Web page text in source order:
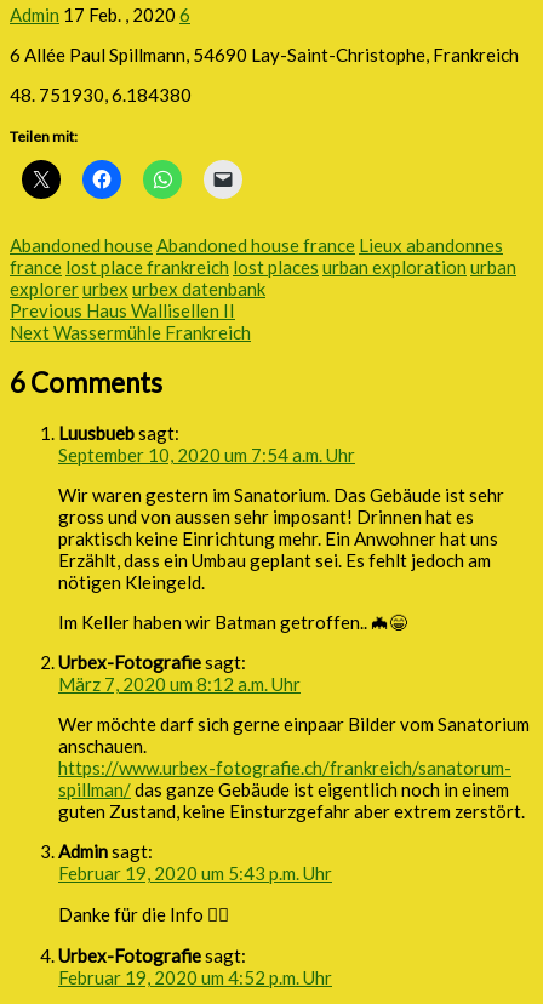
Admin 17 Feb. , 2020 6
6 Allée Paul Spillmann, 54690 Lay-Saint-Christophe, Frankreich
48. 751930, 6.184380
Teilen mit:
Abandoned houseAbandoned house france Lieux abandonnes
france lost place frankreich lost places urban exploration urban
explorerurbex urbex datenbank
Previous Haus Wallisellen II
NextWassermühle Frankreich
6 Comments
Luusbuebsagt:
September 10, 2020 um 7:54 a.m. Uhr
Wir waren gestern im Sanatorium. Das Gebäude ist sehr
gross und von aussen sehr imposant! Drinnen hat es
praktisch keine Einrichtung mehr. Ein Anwohner hat uns
Erzählt, dass ein Umbau geplant sei. Es fehlt jedoch am
nötigen Kleingeld.
Im Keller haben wir Batman getroffen.. 🦇😁
Urbex-Fotografiesagt:
März 7, 2020 um 8:12 a.m. Uhr
Wer möchte darf sich gerne einpaar Bilder vom Sanatorium
anschauen.
https://www.urbex-fotografie.ch/frankreich/sanatorum-
spillman/das ganze Gebäude ist eigentlich noch in einem
guten Zustand, keine Einsturzgefahr aber extrem zerstört.
Adminsagt:
Februar 19, 2020 um 5:43 p.m. Uhr
Danke für die Info 👍🏻
Urbex-Fotografiesagt:
Februar 19, 2020 um 4:52 p.m. Uhr